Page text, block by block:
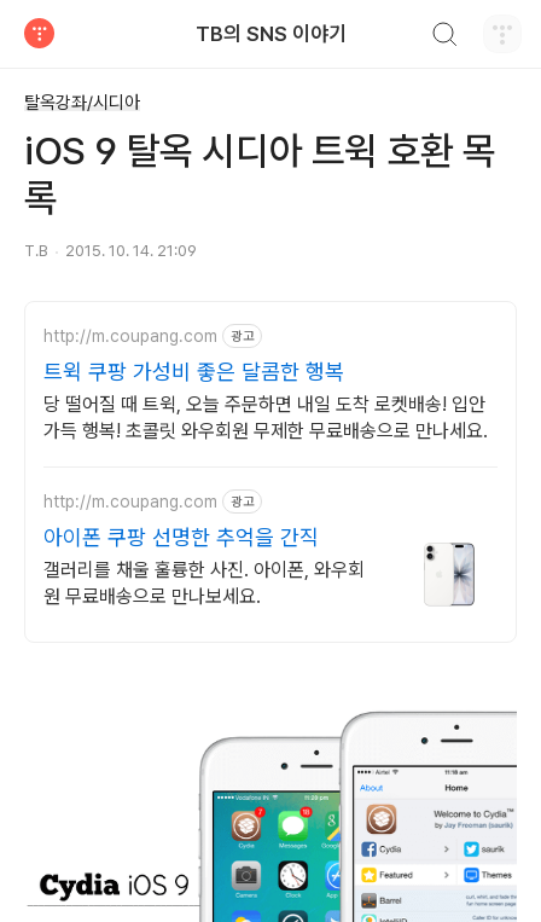
TB의 SNS 이야기
탈옥강좌/시디아
iOS 9 탈옥 시디아 트윅 호환 목
록
T.B 2015. 10. 14. 21:09
http://m.coupang.com 광고
트윅 쿠팡 가성비 좋은 달콤한 행복
당 떨어질 때 트윅, 오늘 주문하면 내일 도착 로켓배송! 입안
가득 행복! 초콜릿 와우회원 무제한 무료배송으로 만나세요.
http://m.coupang.com 광고
아이폰 쿠팡 선명한 추억을 간직
갤러리를 채울 훌륭한 사진. 아이폰, 와우회
원 무료배송으로 만나보세요.